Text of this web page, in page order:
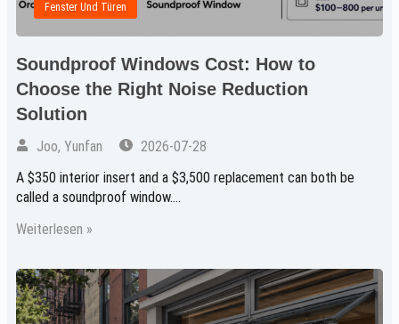
Fenster Und Türen
Soundproof Windows Cost: How to
Choose the Right Noise Reduction
Solution
Joo, Yunfan
2026-07-28
A $350 interior insert and a $3,500 replacement can both be
called a soundproof window....
Weiterlesen »